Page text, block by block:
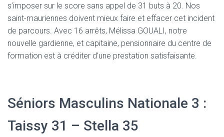
s’imposer sur le score sans appel de 31 buts à 20. Nos
saint-mauriennes doivent mieux faire et effacer cet incident
de parcours. Avec 16 arrêts, Mélissa GOUALI, notre
nouvelle gardienne, et capitaine, pensionnaire du centre de
formation est à créditer d’une prestation satisfaisante.
Séniors Masculins Nationale 3 :
Taissy 31 – Stella 35